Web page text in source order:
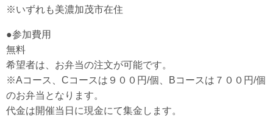
※いずれも美濃加茂市在住
●参加費用
無料
希望者は、お弁当の注文が可能です。
※Aコース、Cコースは９００円/個、Bコースは７００円/個
のお弁当となります。
代金は開催当日に現金にて集金します。